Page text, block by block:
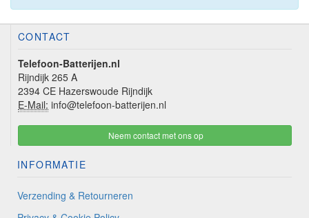
CONTACT
Telefoon-Batterijen.nl
Rijndijk 265 A
2394 CE Hazerswoude Rijndijk
E-Mail: info@telefoon-batterijen.nl
Neem contact met ons op
INFORMATIE
Verzending & Retourneren